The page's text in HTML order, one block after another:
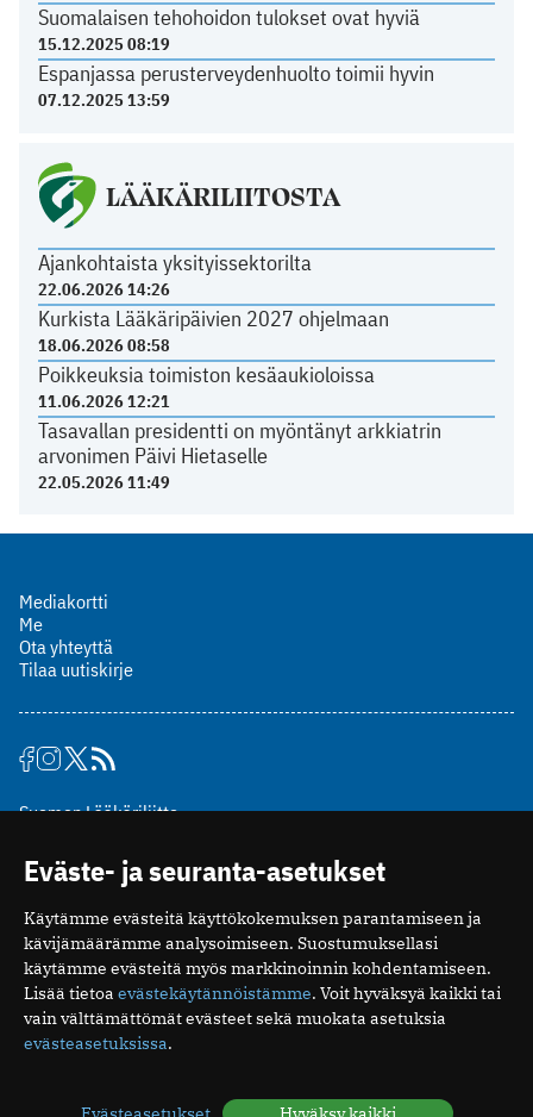
Suomalaisen tehohoidon tulokset ovat hyviä
15.12.2025 08:19
Espanjassa perusterveydenhuolto toimii hyvin
07.12.2025 13:59
LÄÄKÄRILIITOSTA
Ajankohtaista yksityissektorilta
22.06.2026 14:26
Kurkista Lääkäripäivien 2027 ohjelmaan
18.06.2026 08:58
Poikkeuksia toimiston kesäaukioloissa
11.06.2026 12:21
Tasavallan presidentti on myöntänyt arkkiatrin
arvonimen Päivi Hietaselle
22.05.2026 11:49
Mediakortti
Me
Ota yhteyttä
Tilaa uutiskirje
Suomen Lääkäriliitto
00510 Helsinki
puh. (09) 393 091
toimitus@potilaanlaakarilehti.fi
ISSN 2323-9476
Eväste- ja seuranta-asetukset
Käytämme evästeitä käyttökokemuksen parantamiseen ja
kävijämäärämme analysoimiseen. Suostumuksellasi
käytämme evästeitä myös markkinoinnin kohdentamiseen.
Lisää tietoa evästekäytännöistämme. Voit hyväksyä kaikki tai
vain välttämättömät evästeet sekä muokata asetuksia
evästeasetuksissa.